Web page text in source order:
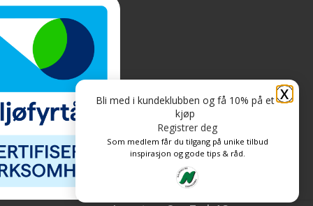
X
Bli med i kundeklubben og få 10% på et
kjøp
Registrer deg
Som medlem får du tilgang på unike tilbud
inspirasjon og gode tips & råd.